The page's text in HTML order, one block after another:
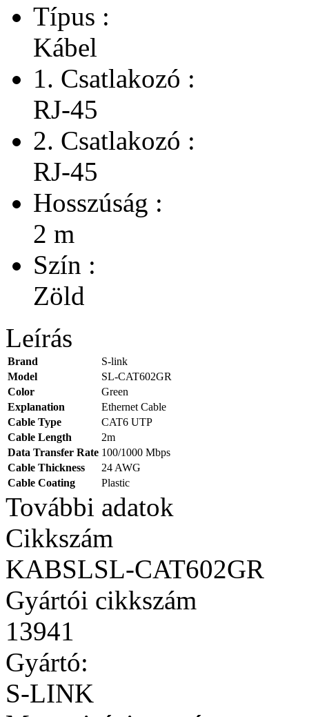
Típus :
Kábel
1. Csatlakozó :
RJ-45
2. Csatlakozó :
RJ-45
Hosszúság :
2 m
Szín :
Zöld
Leírás
Brand
S-link
Model
SL-CAT602GR
Color
Green
Explanation
Ethernet Cable
Cable Type
CAT6 UTP
Cable Length
2m
Data Transfer Rate 100/1000 Mbps
Cable Thickness
24 AWG
Cable Coating
Plastic
További adatok
Cikkszám
KABSLSL-CAT602GR
Gyártói cikkszám
13941
Gyártó:
S-LINK